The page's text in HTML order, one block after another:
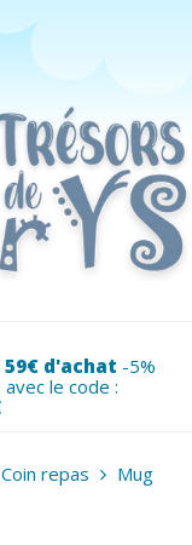
d'achat -5%
le code :
Coin repas
Mug